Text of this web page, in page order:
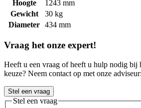
Hoogte
1243 mm
Gewicht
30 kg
Diameter 434 mm
Vraag het onze expert!
Heeft u een vraag of heeft u hulp nodig bij
keuze? Neem contact op met onze adviseur:
Stel een vraag
Stel een vraag